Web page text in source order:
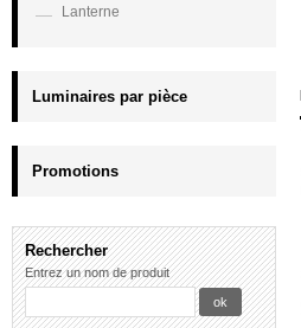
Lanterne
Luminaires par pièce
Promotions
Rechercher
Entrez un nom de produit